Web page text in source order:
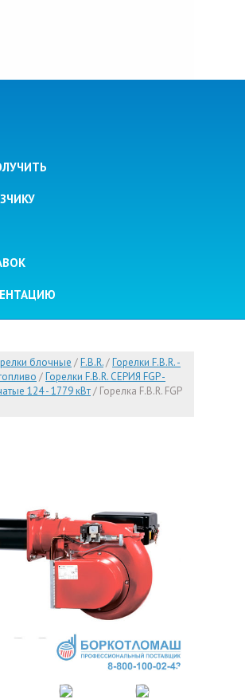
блочные /F.B.R./Горелки F.B.R. -
/Горелки F.B.R. СЕРИЯ FGP -
124 - 1779 кВт/ Горелка F.B.R. FGP